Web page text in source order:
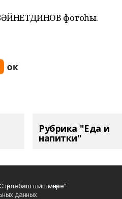
фотоһы.
Рубрика "Еда и
напитки"
шишмәләре"
данных